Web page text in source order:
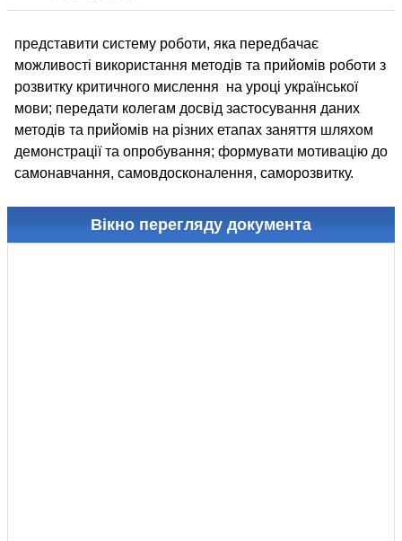
представити систему роботи, яка передбачає
можливості використання методів та прийомів роботи з
розвитку критичного мислення на уроці української
мови; передати колегам досвід застосування даних
методів та прийомів на різних етапах заняття шляхом
демонстрації та опробування; формувати мотивацію до
самонавчання, самовдосконалення, саморозвитку.
Вікно перегляду документа